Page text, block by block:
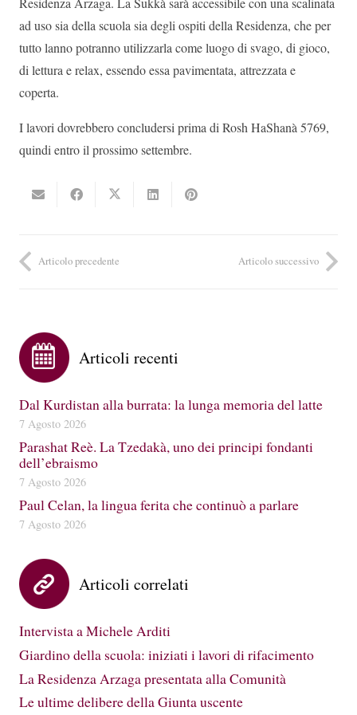
ad uso sia della scuola sia degli ospiti della Residenza, che per
tutto lanno potranno utilizzarla come luogo di svago, di gioco,
di lettura e relax, essendo essa pavimentata, attrezzata e
coperta.
I lavori dovrebbero concludersi prima di Rosh HaShanà 5769,
quindi entro il prossimo settembre.
Articolo precedente Articolo successivo
Articoli recenti
Dal Kurdistan alla burrata: la lunga memoria del latte
7 Agosto 2026
Parashat Reè. La Tzedakà, uno dei principi fondanti
dell’ebraismo
7 Agosto 2026
Paul Celan, la lingua ferita che continuò a parlare
7 Agosto 2026
Articoli correlati
Intervista a Michele Arditi
Giardino della scuola: iniziati i lavori di rifacimento
La Residenza Arzaga presentata alla Comunità
Le ultime delibere della Giunta uscente